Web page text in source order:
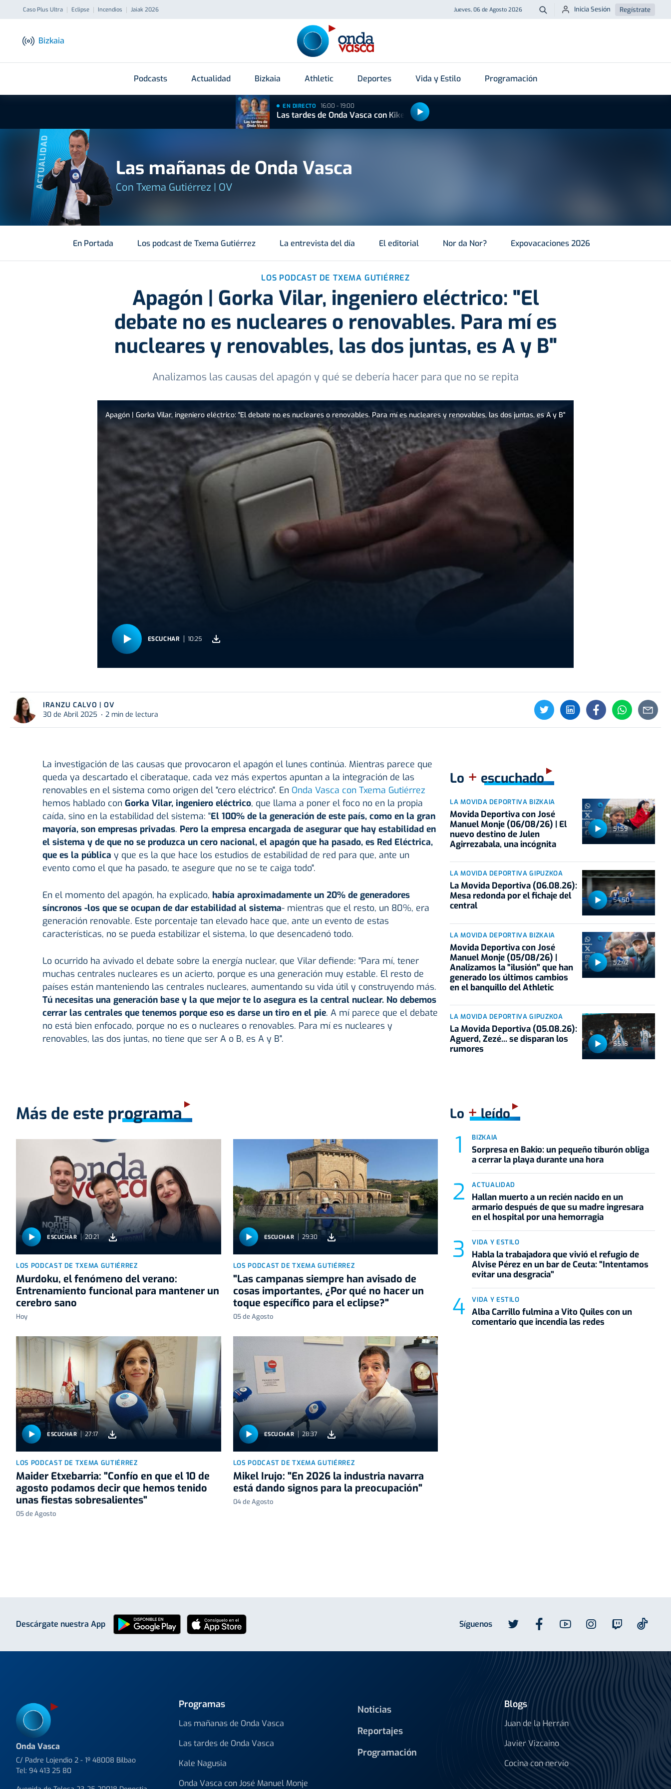
Caso Plus Ultra Eclipse Incendios Jaiak 2026 Jueves, 06 de Agosto 2026 Buscar
Inicia Sesión Regístrate
Bizkaia
Podcasts Actualidad Bizkaia Athletic Deportes Vida y Estilo Programación
EN DIRECTO 16:00 - 19:00
Las tardes de Onda Vasca con Kike Alonso
ACTUALIDAD Las mañanas de Onda Vasca
Con Txema Gutiérrez | OV
En Portada Los podcast de Txema Gutiérrez La entrevista del día El editorial Nor da Nor? Expovacaciones 2026
LOS PODCAST DE TXEMA GUTIÉRREZ
Apagón | Gorka Vilar, ingeniero eléctrico: "El
debate no es nucleares o renovables. Para mí es
nucleares y renovables, las dos juntas, es A y B"
Analizamos las causas del apagón y qué se debería hacer para que no se repita
Apagón | Gorka Vilar, ingeniero eléctrico: "El debate no es nucleares o renovables. Para mí es nucleares y renovables, las dos juntas, es A y B"
ESCUCHAR 10:25
IRANZU CALVO | OV
30 de Abril 2025
2 min de lectura
La investigación de las causas que provocaron el apagón el lunes continúa. Mientras parece que
queda ya descartado el ciberataque, cada vez más expertos apuntan a la integración de las
renovables en el sistema como origen del "cero eléctrico". En Onda Vasca con Txema Gutiérrez
hemos hablado con Gorka Vilar, ingeniero eléctrico, que llama a poner el foco no en la propia
caída, sino en la estabilidad del sistema: "El 100% de la generación de este país, como en la gran
mayoría, son empresas privadas. Pero la empresa encargada de asegurar que hay estabilidad en
el sistema y de que no se produzca un cero nacional, el apagón que ha pasado, es Red Eléctrica,
que es la pública y que es la que hace los estudios de estabilidad de red para que, ante un
evento como el que ha pasado, te asegure que no se te caiga todo".
En el momento del apagón, ha explicado, había aproximadamente un 20% de generadores
síncronos -los que se ocupan de dar estabilidad al sistema- mientras que el resto, un 80%, era
generación renovable. Este porcentaje tan elevado hace que, ante un evento de estas
características, no se pueda estabilizar el sistema, lo que desencadenó todo.
Lo ocurrido ha avivado el debate sobre la energía nuclear, que Vilar defiende: "Para mí, tener
muchas centrales nucleares es un acierto, porque es una generación muy estable. El resto de
países están manteniendo las centrales nucleares, aumentando su vida útil y construyendo más.
Tú necesitas una generación base y la que mejor te lo asegura es la central nuclear. No debemos
cerrar las centrales que tenemos porque eso es darse un tiro en el pie. A mí parece que el debate
no está bien enfocado, porque no es o nucleares o renovables. Para mí es nucleares y
renovables, las dos juntas, no tiene que ser A o B, es A y B".
Más de este programa
ESCUCHAR 20:21
LOS PODCAST DE TXEMA GUTIÉRREZ
Murdoku, el fenómeno del verano:
Entrenamiento funcional para mantener un
cerebro sano
Hoy
ESCUCHAR 29:30
LOS PODCAST DE TXEMA GUTIÉRREZ
"Las campanas siempre han avisado de
cosas importantes, ¿Por qué no hacer un
toque específico para el eclipse?"
05 de Agosto
ESCUCHAR 27:17
LOS PODCAST DE TXEMA GUTIÉRREZ
Maider Etxebarria: "Confío en que el 10 de
agosto podamos decir que hemos tenido
unas fiestas sobresalientes"
05 de Agosto
ESCUCHAR 28:37
LOS PODCAST DE TXEMA GUTIÉRREZ
Mikel Irujo: "En 2026 la industria navarra
está dando signos para la preocupación"
04 de Agosto
Lo + escuchado
51:59
LA MOVIDA DEPORTIVA BIZKAIA
Movida Deportiva con José
Manuel Monje (06/08/26) | El
nuevo destino de Julen
Agirrezabala, una incógnita
54:50
LA MOVIDA DEPORTIVA GIPUZKOA
La Movida Deportiva (06.08.26):
Mesa redonda por el fichaje del
central
52:42
LA MOVIDA DEPORTIVA BIZKAIA
Movida Deportiva con José
Manuel Monje (05/08/26) |
Analizamos la "ilusión" que han
generado los últimos cambios
en el banquillo del Athletic
55:18
LA MOVIDA DEPORTIVA GIPUZKOA
La Movida Deportiva (05.08.26):
Aguerd, Zezé... se disparan los
rumores
Lo +leído
BIZKAIA
Sorpresa en Bakio: un pequeño tiburón obliga
a cerrar la playa durante una hora
ACTUALIDAD
Hallan muerto a un recién nacido en un
armario después de que su madre ingresara
en el hospital por una hemorragia
VIDA Y ESTILO
Habla la trabajadora que vivió el refugio de
Alvise Pérez en un bar de Ceuta: "Intentamos
evitar una desgracia"
VIDA Y ESTILO
Alba Carrillo fulmina a Vito Quiles con un
comentario que incendia las redes
Síguenos
Descárgate nuestra App
Programas
Las mañanas de Onda Vasca
Las tardes de Onda Vasca
Kale Nagusia
Onda Vasca con José Manuel Monje
Noticias
Reportajes
Programación
Blogs
Juan de la Herrán
Javier Vizcaino
Cocina con nervio
Onda Vasca
C/ Padre Lojendio 2 - 1º 48008 Bilbao
Tel: 94 413 25 80